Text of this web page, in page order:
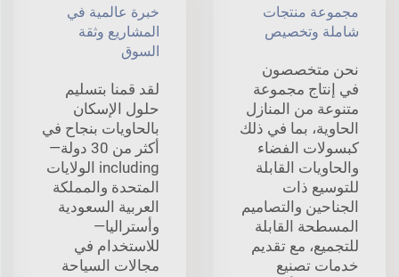
مجموعة منتجات
شاملة وتخصيص
نحن متخصصون
في إنتاج مجموعة
متنوعة من المنازل
الحاوية، بما في ذلك
كبسولات الفضاء
والحاويات القابلة
للتوسيع ذات
الجناحين والتصاميم
المسطحة القابلة
للتجميع، مع تقديم
خدمات تصنيع
خبرة عالمية في
المشاريع وثقة
السوق
لقد قمنا بتسليم
حلول الإسكان
بالحاويات بنجاح في
أكثر من 30 دولة—
including الولايات
المتحدة والمملكة
العربية السعودية
وأستراليا—
للاستخدام في
مجالات السياحة